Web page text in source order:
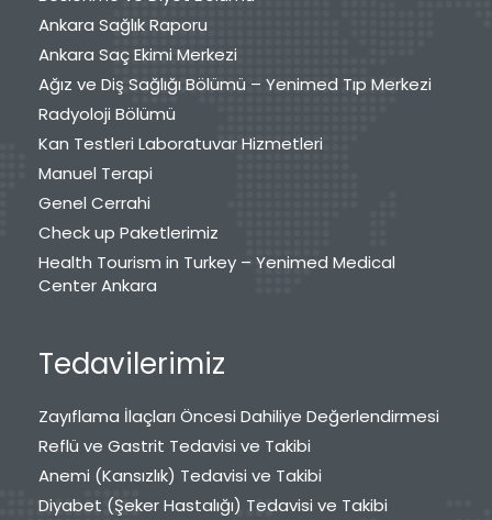
Ankara Sağlık Raporu
Ankara Saç Ekimi Merkezi
Ağız ve Diş Sağlığı Bölümü – Yenimed Tıp Merkezi
Radyoloji Bölümü
Kan Testleri Laboratuvar Hizmetleri
Manuel Terapi
Genel Cerrahi
Check up Paketlerimiz
Health Tourism in Turkey – Yenimed Medical
Center Ankara
Tedavilerimiz
Zayıflama İlaçları Öncesi Dahiliye Değerlendirmesi
Reflü ve Gastrit Tedavisi ve Takibi
Anemi (Kansızlık) Tedavisi ve Takibi
Diyabet (Şeker Hastalığı) Tedavisi ve Takibi